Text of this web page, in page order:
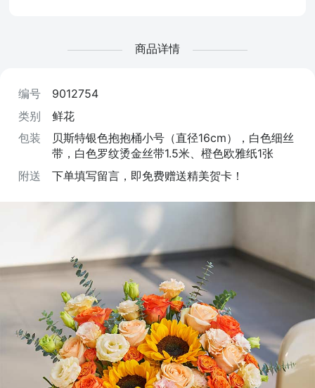
商品详情
编号
9012754
类别
鲜花
包装
贝斯特银色抱抱桶小号（直径16cm），白色细丝
带，白色罗纹烫金丝带1.5米、橙色欧雅纸1张
附送
下单填写留言，即免费赠送精美贺卡！